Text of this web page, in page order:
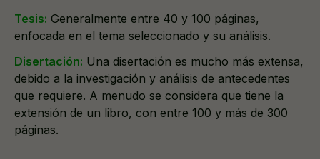
Tesis: Generalmente entre 40 y 100 páginas,
enfocada en el tema seleccionado y su análisis.
Disertación: Una disertación es mucho más extensa,
debido a la investigación y análisis de antecedentes
que requiere. A menudo se considera que tiene la
extensión de un libro, con entre 100 y más de 300
páginas.